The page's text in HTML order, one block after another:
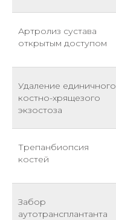
Артролиз сустава
открытым доступом
Удаление единичного
костно-хрящезого
экзостоза
Трепанбиопсия
костей
Забор
аутотрансплантанта